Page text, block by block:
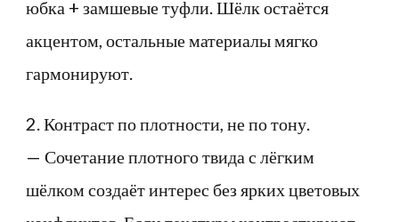
юбка + замшевые туфли. Шёлк остаётся
акцентом, остальные материалы мягко
гармонируют.
2. Контраст по плотности, не по тону.
— Сочетание плотного твида с лёгким
шёлком создаёт интерес без ярких цветовых